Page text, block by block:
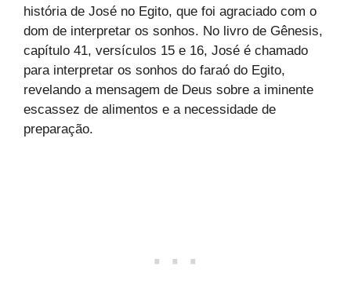
história de José no Egito, que foi agraciado com o
dom de interpretar os sonhos. No livro de Gênesis,
capítulo 41, versículos 15 e 16, José é chamado
para interpretar os sonhos do faraó do Egito,
revelando a mensagem de Deus sobre a iminente
escassez de alimentos e a necessidade de
preparação.